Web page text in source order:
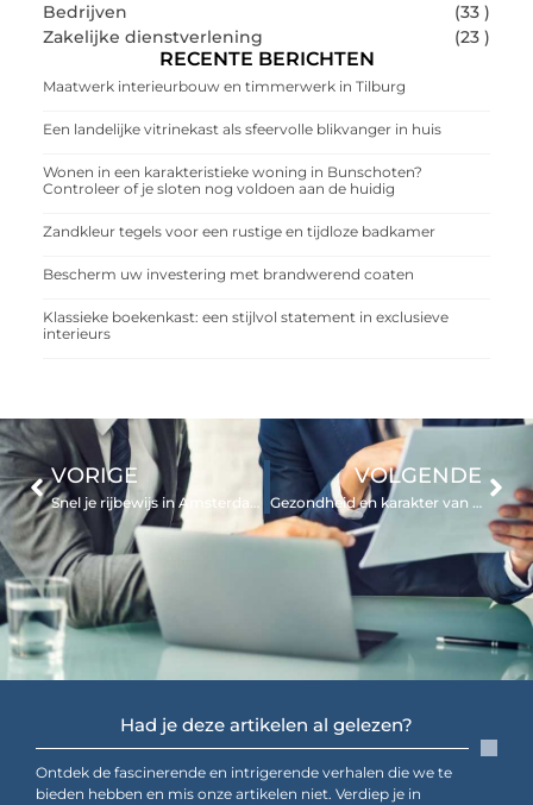
Bedrijven
(33 )
Zakelijke dienstverlening
(23 )
RECENTE BERICHTEN
Maatwerk interieurbouw en timmerwerk in Tilburg
Een landelijke vitrinekast als sfeervolle blikvanger in huis
Wonen in een karakteristieke woning in Bunschoten?
Controleer of je sloten nog voldoen aan de huidig
Zandkleur tegels voor een rustige en tijdloze badkamer
Bescherm uw investering met brandwerend coaten
Klassieke boekenkast: een stijlvol statement in exclusieve
interieurs
Had je deze artikelen al gelezen?
Ontdek de fascinerende en intrigerende verhalen die we te
bieden hebben en mis onze artikelen niet. Verdiep je in
VORIGE
Snel je rijbewijs in Amsterdam Osdorp?
VOLGENDE
Gezondheid en karakter van sterrenbeeld Os volgens de Chinese horoscoop